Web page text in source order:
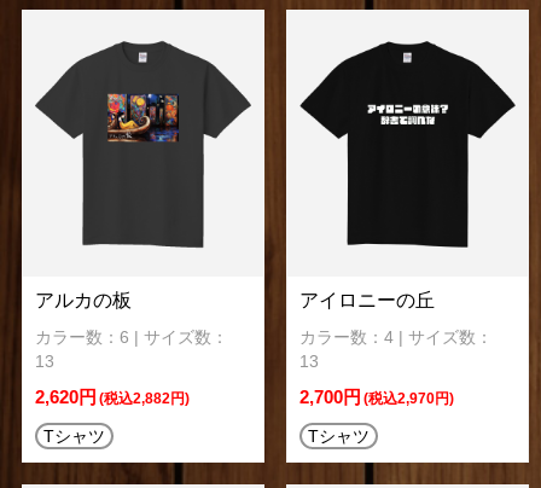
アルカの板
カラー数：6 | サイズ数：
13
2,620円 (税込2,882円)
Tシャツ
アイロニーの丘
カラー数：4 | サイズ数：
13
2,700円 (税込2,970円)
Tシャツ